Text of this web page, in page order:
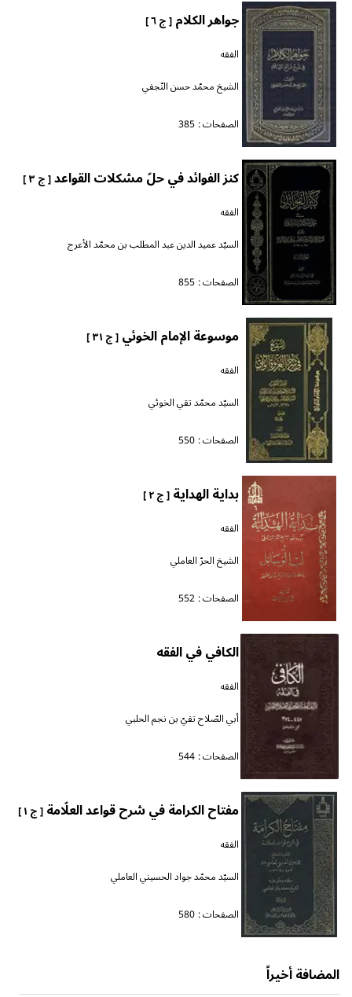
جواهر الكلام[ ج ٦ ]
الفقه
الشيخ محمّد حسن النّجفي
الصفحات : 385
كنز الفوائد في حلّ مشكلات القواعد[ ج ٣ ]
الفقه
السيّد عميد الدين عبد المطلب بن محمّد الأعرج
الصفحات : 855
موسوعة الإمام الخوئي[ ج ٣١ ]
الفقه
السيّد محمّد تقي الخوئي
الصفحات : 550
بداية الهداية[ ج ٢ ]
الفقه
الشيخ الحرّ العاملي
الصفحات : 552
الكافي في الفقه
الفقه
أبي الصّلاح تقيّ بن نجم الحلبي
الصفحات : 544
مفتاح الكرامة في شرح قواعد العلّامة[ ج ١ ]
الفقه
السيّد محمّد جواد الحسيني العاملي
الصفحات : 580
المضافة أخيراً